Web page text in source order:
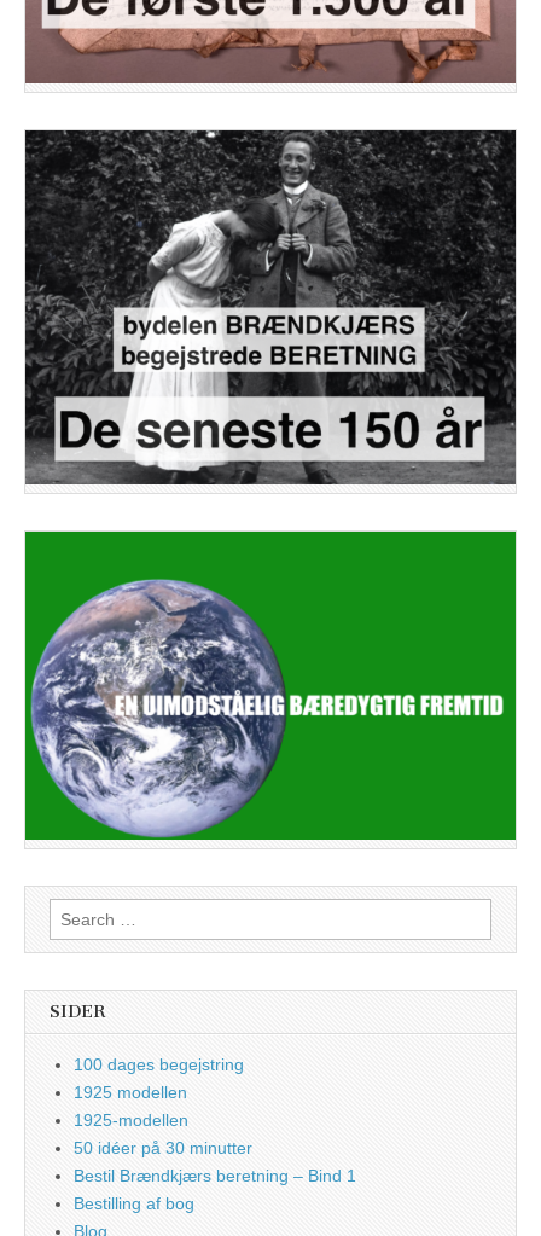
Search
for:
SIDER
100 dages begejstring
1925 modellen
1925-modellen
50 idéer på 30 minutter
Bestil Brændkjærs beretning – Bind 1
Bestilling af bog
Blog